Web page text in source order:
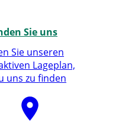
Sie uns
Sie unseren
La­ge­plan,
uns zu finden